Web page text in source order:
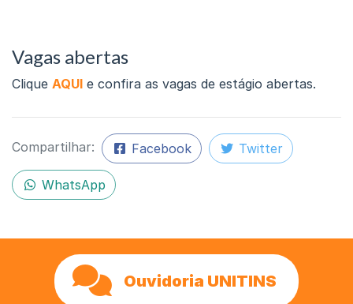
Vagas abertas
Clique AQUI e confira as vagas de estágio abertas.
Compartilhar: Facebook Twitter
WhatsApp
Ouvidoria UNITINS